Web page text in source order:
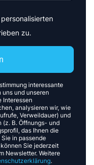
zu.
interessante
uns und unseren
Interessen
analysieren wir, wie
Verweildauer) und
(z. B. Öffnungs- und
das Ihnen die
in passende
Sie jederzeit
Newsletter. Weitere
.